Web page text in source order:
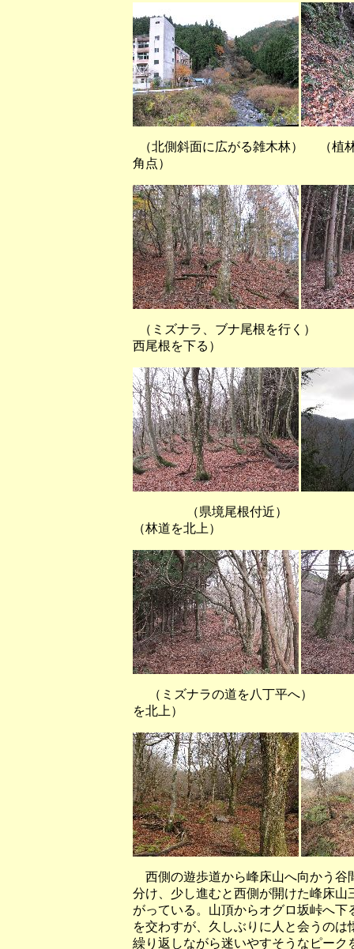
（北側斜面に広がる雑木林） （植
角点）
（ミズナラ、ブナ尾根を行く
西尾根を下る）
（県境尾根付近
（林道を北上）
（ミズナラの道を八丁平へ）
を北上）
西側の遊歩道から峰床山へ向かう谷
分け、少し進むと西側が開けた峰床
がっている。山頂からオグロ坂峠へ
を交わすが、久しぶりに人と会うの
繰り返しながら迷いやすそうなピー